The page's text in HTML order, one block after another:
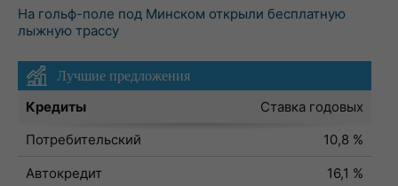
На гольф-поле под Минском открыли бесплатную
лыжную трассу
Лучшие предложения
Кредиты
Ставка годовых
Потребительский
10,8 %
Автокредит
16,1 %